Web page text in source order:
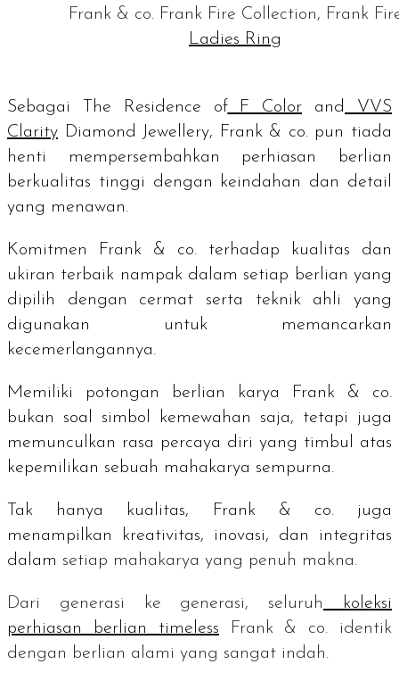
Frank & co. Frank Fire Collection, Frank
Ladies Ring
Sebagai The Residence of F Color and
VVS
Clarity Diamond Jewellery, Frank & co. pun tiada
henti mempersembahkan perhiasan berlian
berkualitas tinggi dengan keindahan dan detail
yang menawan.
Komitmen Frank & co. terhadap kualitas dan
ukiran terbaik nampak dalam setiap berlian yang
dipilih dengan cermat serta teknik ahli yang
digunakan untuk memancarkan
kecemerlangannya.
Memiliki potongan berlian karya Frank & co.
bukan soal simbol kemewahan saja, tetapi juga
memunculkan rasa percaya diri yang timbul atas
kepemilikan sebuah mahakarya sempurna.
Tak hanya kualitas, Frank & co. juga
menampilkan kreativitas, inovasi, dan integritas
dalam setiap mahakarya yang penuh makna.
Dari generasi ke generasi, seluruh
koleksi
perhiasan berlian timeless Frank & co. identik
dengan berlian alami yang sangat indah.